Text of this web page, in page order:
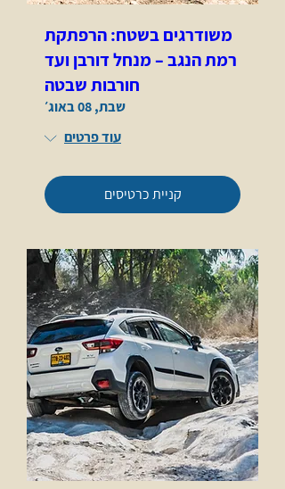
משודרגים בשטח: הרפתקת
רמת הנגב – מנחל דורבן ועד
חורבות שבטה
שבת, 08 באוג׳
עוד פרטים
קניית כרטיסים